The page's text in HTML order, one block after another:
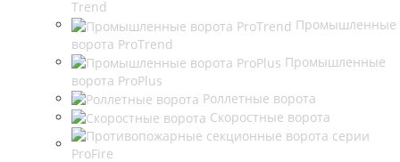
Trend
Промышленные
ворота ProTrend
Промышленные
ворота ProPlus
Роллетные ворота
Скоростные ворота